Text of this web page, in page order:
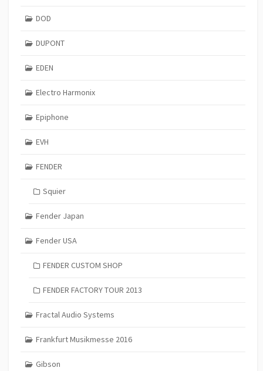
DOD
DUPONT
EDEN
Electro Harmonix
Epiphone
EVH
FENDER
Squier
Fender Japan
Fender USA
FENDER CUSTOM SHOP
FENDER FACTORY TOUR 2013
Fractal Audio Systems
Frankfurt Musikmesse 2016
Gibson